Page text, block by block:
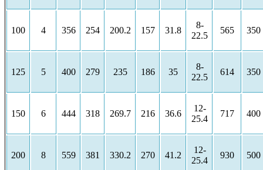
100 4 356 254 200.2 157 31.8
8-
22.5
565 350
125 5 400 279 235 186 35
8-
22.5
614 350
150 6 444 318 269.7 216 36.6
12-
25.4
717 400
200 8 559 381 330.2 270 41.2
12-
25.4
930 500